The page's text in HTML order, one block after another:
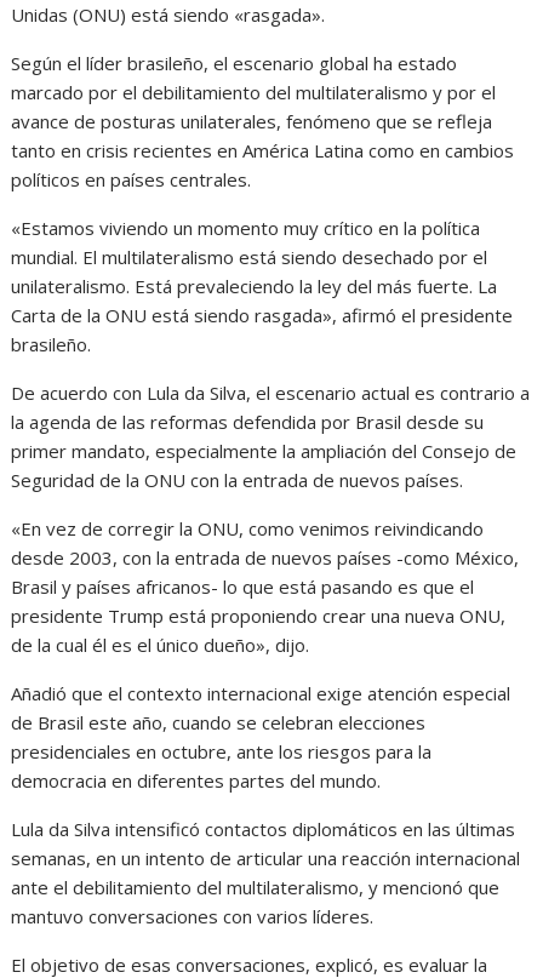
Unidas (ONU) está siendo «rasgada».
Según el líder brasileño, el escenario global ha estado
marcado por el debilitamiento del multilateralismo y por el
avance de posturas unilaterales, fenómeno que se refleja
tanto en crisis recientes en América Latina como en cambios
políticos en países centrales.
«Estamos viviendo un momento muy crítico en la política
mundial. El multilateralismo está siendo desechado por el
unilateralismo. Está prevaleciendo la ley del más fuerte. La
Carta de la ONU está siendo rasgada», afirmó el presidente
brasileño.
De acuerdo con Lula da Silva, el escenario actual es contrario a
la agenda de las reformas defendida por Brasil desde su
primer mandato, especialmente la ampliación del Consejo de
Seguridad de la ONU con la entrada de nuevos países.
«En vez de corregir la ONU, como venimos reivindicando
desde 2003, con la entrada de nuevos países -como México,
Brasil y países africanos- lo que está pasando es que el
presidente Trump está proponiendo crear una nueva ONU,
de la cual él es el único dueño», dijo.
Añadió que el contexto internacional exige atención especial
de Brasil este año, cuando se celebran elecciones
presidenciales en octubre, ante los riesgos para la
democracia en diferentes partes del mundo.
Lula da Silva intensificó contactos diplomáticos en las últimas
semanas, en un intento de articular una reacción internacional
ante el debilitamiento del multilateralismo, y mencionó que
mantuvo conversaciones con varios líderes.
El objetivo de esas conversaciones, explicó, es evaluar la